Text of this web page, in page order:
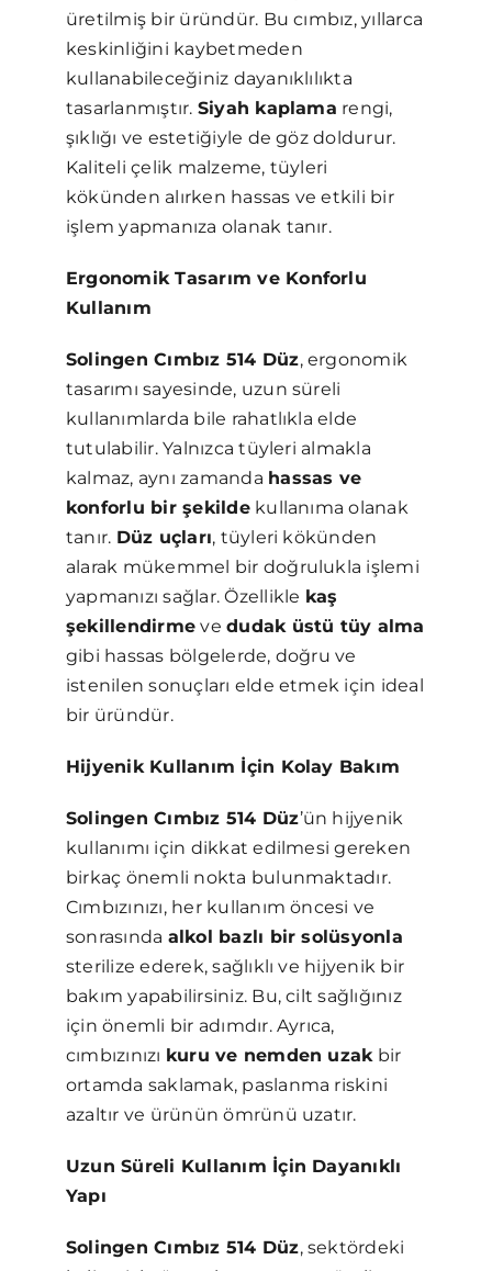
üretilmiş bir üründür. Bu cımbız, yıllarca
keskinliğini kaybetmeden
kullanabileceğiniz dayanıklılıkta
tasarlanmıştır. Siyah kaplama rengi,
şıklığı ve estetiğiyle de göz doldurur.
Kaliteli çelik malzeme, tüyleri
kökünden alırken hassas ve etkili bir
işlem yapmanıza olanak tanır.
Ergonomik Tasarım ve Konforlu
Kullanım
Solingen Cımbız 514 Düz, ergonomik
tasarımı sayesinde, uzun süreli
kullanımlarda bile rahatlıkla elde
tutulabilir. Yalnızca tüyleri almakla
kalmaz, aynı zamanda hassas ve
konforlu bir şekildekullanıma olanak
tanır. Düz uçları, tüyleri kökünden
alarak mükemmel bir doğrulukla işlemi
yapmanızı sağlar. Özellikle kaş
şekillendirme vedudak üstü tüy alma
gibi hassas bölgelerde, doğru ve
istenilen sonuçları elde etmek için ideal
bir üründür.
Hijyenik Kullanım İçin Kolay Bakım
Solingen Cımbız 514 Düz’ün hijyenik
kullanımı için dikkat edilmesi gereken
birkaç önemli nokta bulunmaktadır.
Cımbızınızı, her kullanım öncesi ve
sonrasında alkol bazlı bir solüsyonla
sterilize ederek, sağlıklı ve hijyenik bir
bakım yapabilirsiniz. Bu, cilt sağlığınız
için önemli bir adımdır. Ayrıca,
cımbızınızı kuru ve nemden uzakbir
ortamda saklamak, paslanma riskini
azaltır ve ürünün ömrünü uzatır.
Uzun Süreli Kullanım İçin Dayanıklı
Yapı
Solingen Cımbız 514 Düz, sektördeki